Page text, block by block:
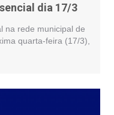
dia 17/3
na rede municipal de
quarta-feira (17/3),